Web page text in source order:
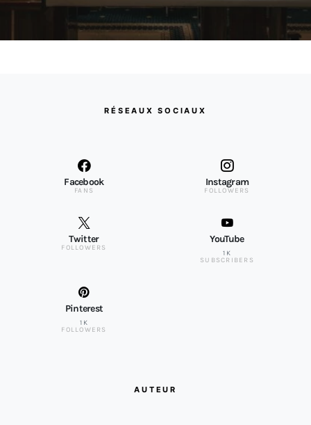
RÉSEAUX SOCIAUX
Facebook
FANS
Instagram
FOLLOWERS
Twitter
FOLLOWERS
YouTube
1K
SUBSCRIBERS
Pinterest
1K
FOLLOWERS
AUTEUR